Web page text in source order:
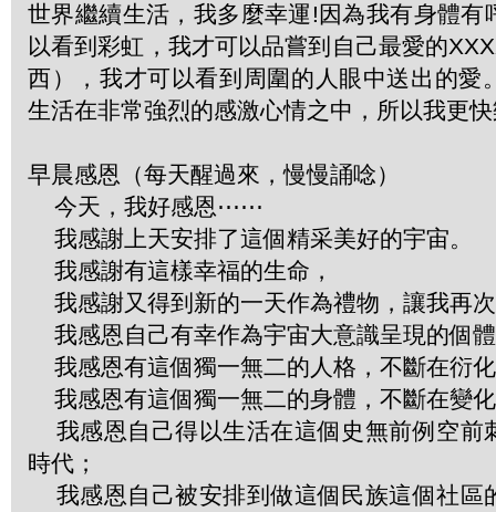
世界繼續生活，我多麼幸運!因為我有身體有
以看到彩虹，我才可以品嘗到自己最愛的
西），我才可以看到周圍的人眼中送出的愛
生活在非常強烈的感激心情之中，所以我更
早晨感恩（每天醒過來，慢慢誦唸）
今天，我好感恩⋯⋯
我感謝上天安排了這個精采美好的宇宙。
我感謝有這樣幸福的生命，
我感謝又得到新的一天作為禮物，讓我再
我感恩自己有幸作為宇宙大意識呈現的個
我感恩有這個獨一無二的人格，不斷在衍
我感恩有這個獨一無二的身體，不斷在變
我感恩自己得以生活在這個史無前例空前
時代；
我感恩自己被安排到做這個民族這個社區